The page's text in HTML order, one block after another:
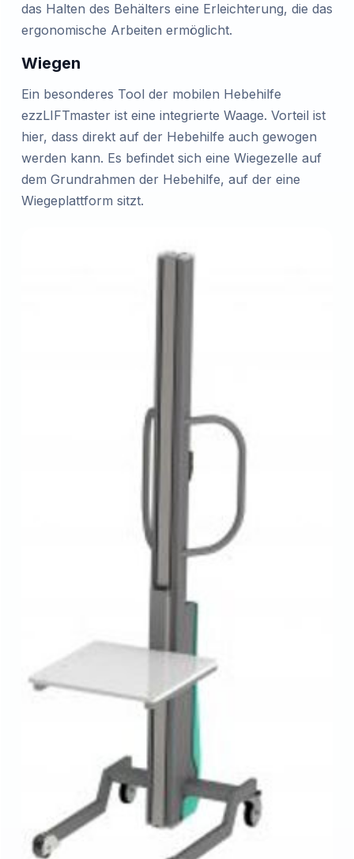
das Halten des Behälters eine Erleichterung, die das
ergonomische Arbeiten ermöglicht.
Wiegen
Ein besonderes Tool der mobilen Hebehilfe
ezzLIFTmaster ist eine integrierte Waage. Vorteil ist
hier, dass direkt auf der Hebehilfe auch gewogen
werden kann. Es befindet sich eine Wiegezelle auf
dem Grundrahmen der Hebehilfe, auf der eine
Wiegeplattform sitzt.